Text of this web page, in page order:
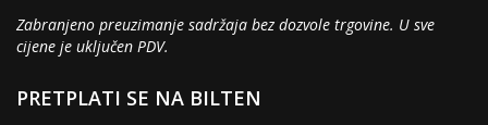
Zabranjeno preuzimanje sadržaja bez dozvole trgovine. U sve
cijene je uključen PDV.
PRETPLATI SE NA BILTEN